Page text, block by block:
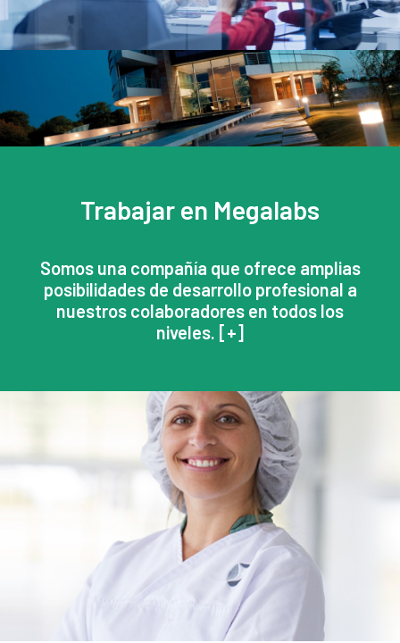
Trabajar en Megalabs
Somos una compañía que ofrece amplias
posibilidades de desarrollo profesional a
nuestros colaboradores en todos los
niveles. [+]